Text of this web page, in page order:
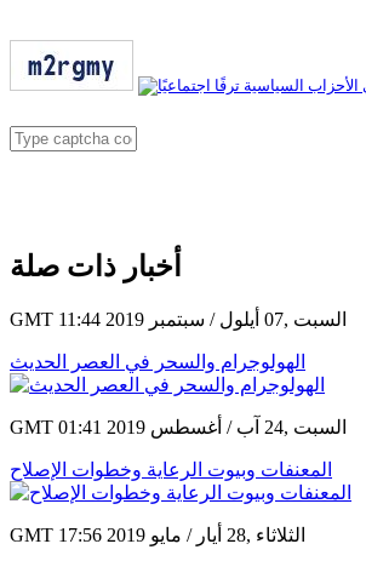
أخبار ذات صلة
GMT 11:44 2019 السبت ,07 أيلول / سبتمبر
الهولوجرام والسحر في العصر الحديث
GMT 01:41 2019 السبت ,24 آب / أغسطس
المعنفات وبيوت الرعاية وخطوات الإصلاح
GMT 17:56 2019 الثلاثاء ,28 أيار / مايو